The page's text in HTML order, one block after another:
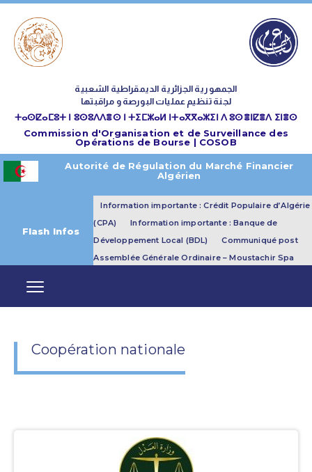
الجمهورية الجزائرية الديمقراطية الشعبية
لجنة تنظيم عمليات البورصة و مراقبتها
ⵜⴰⵙⵇⴰⵎⵓⵜ ⵏ ⵓⵙⵓⴷⴷⴻⵙ ⵏ ⵜⵉⵎⵣⴰⵍ ⵏⵜⴰⴳⴳⴰⵣⵉⵏ ⴷ ⵓⵙⴻⵏⵇⴻⴷ ⵉⵏⴻⵙ
Commission d'Organisation et de Surveillance des
Opérations de Bourse | COSOB
Autorité de Régulation du Marché Financier
Algérien
Flash Infos
Information importante : Crédit Populaire d’Algérie
(CPA)
Information importante : Banque de
Développement Local (BDL)
Communiqué post
Assemblée Générale Ordinaire – Moustachir Spa
Coopération nationale